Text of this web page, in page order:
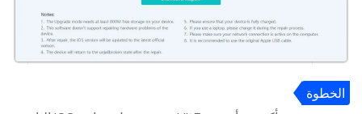
الخطوة